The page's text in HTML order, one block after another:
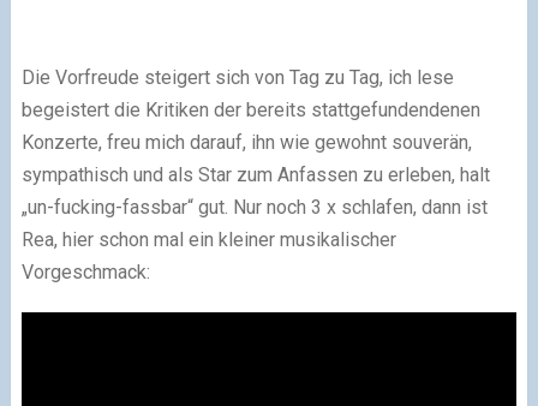
Die Vorfreude steigert sich von Tag zu Tag, ich lese
begeistert die Kritiken der bereits stattgefundendenen
Konzerte, freu mich darauf, ihn wie gewohnt souverän,
sympathisch und als Star zum Anfassen zu erleben, halt
„un-fucking-fassbar“ gut. Nur noch 3 x schlafen, dann ist
Rea, hier schon mal ein kleiner musikalischer
Vorgeschmack: